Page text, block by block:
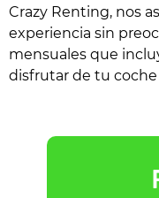
Crazy Renting, nos
experiencia sin
mensuales que
disfrutar de tu coche